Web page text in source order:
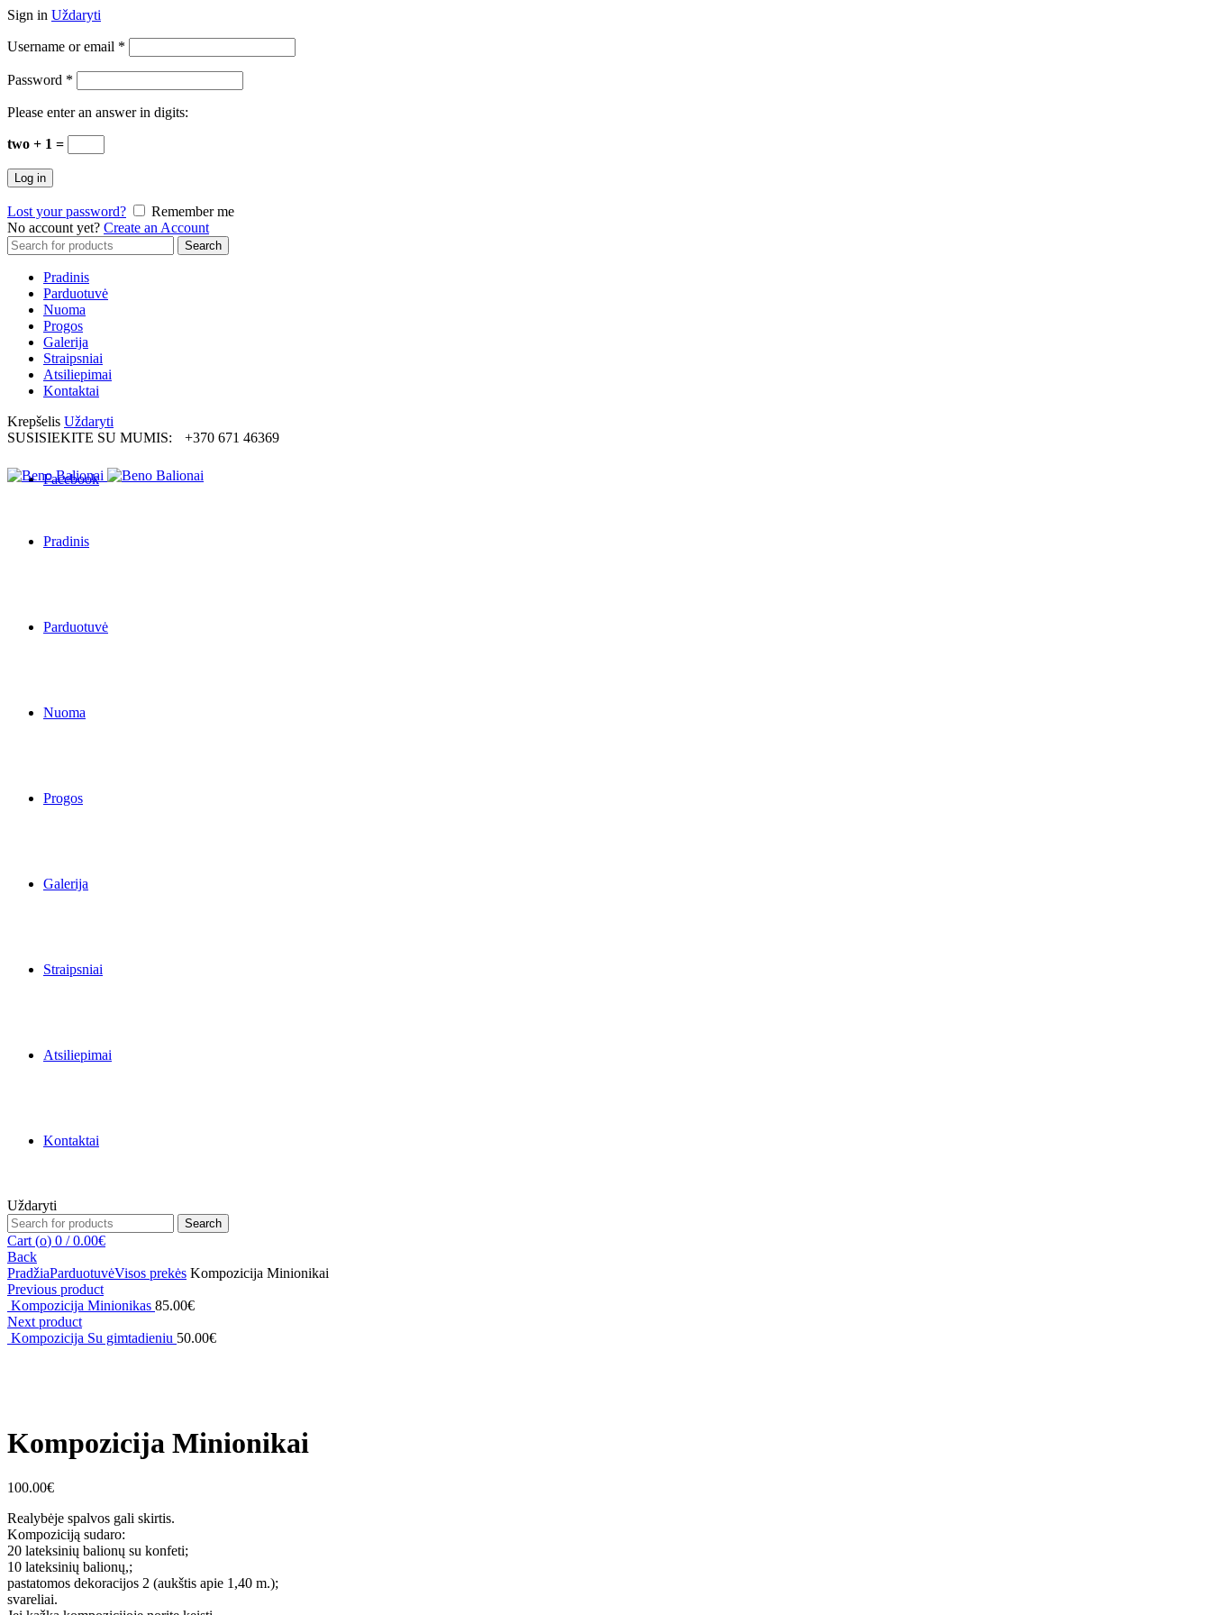
Sign in Uždaryti
Username or email *
Password *
Please enter an answer in digits:
two + 1 =
Log in
Lost your password?
Remember me
No account yet? Create an Account
Search
for:
Search
Pradinis
Parduotuvė
Nuoma
Progos
Galerija
Straipsniai
Atsiliepimai
Kontaktai
Krepšelis Uždaryti
SUSISIEKITE SU MUMIS:
+370 671 46369
Facebook
Pradinis
Parduotuvė
Nuoma
Progos
Galerija
Straipsniai
Atsiliepimai
Kontaktai
Uždaryti
Search
for:
Search
Cart (o) 0 / 0.00€
Back
PradžiaParduotuvėVisos prekės Kompozicija Minionikai
Previous product
Kompozicija Minionikas 85.00€
Next product
Kompozicija Su gimtadieniu 50.00€
Kompozicija Minionikai
100.00€
Realybėje spalvos gali skirtis.
Kompoziciją sudaro:
20 lateksinių balionų su konfeti;
10 lateksinių balionų,;
pastatomos dekoracijos 2 (aukštis apie 1,40 m.);
svareliai.